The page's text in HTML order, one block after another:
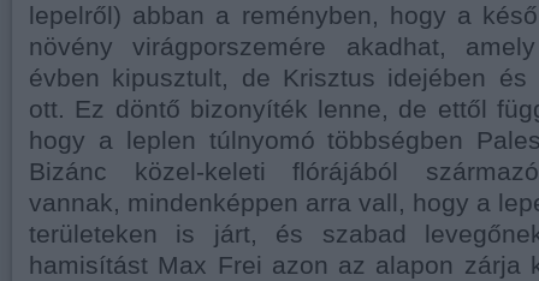
lepelről) abban a reményben, hogy a
növény virágporszemére akadhat,
évben kipusztult, de Krisztus idejében
ott. Ez döntő bizonyíték lenne, de ettől
hogy a leplen túlnyomó többségben
Bizánc közel-keleti flórájából
vannak, mindenképpen arra vall, hogy a
területeken is járt, és szabad
hamisítást Max Frei azon az alapon zárja